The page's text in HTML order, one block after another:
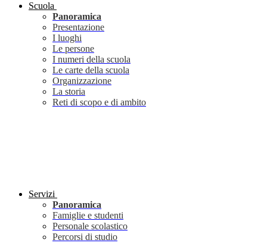
Scuola
Panoramica
Presentazione
I luoghi
Le persone
I numeri della scuola
Le carte della scuola
Organizzazione
La storia
Reti di scopo e di ambito
Servizi
Panoramica
Famiglie e studenti
Personale scolastico
Percorsi di studio